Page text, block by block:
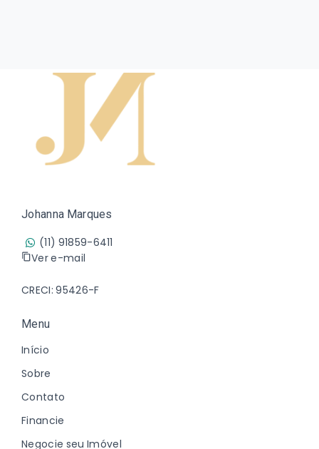
Johanna Marques
(11) 91859-6411
Ver e-mail
CRECI: 95426-F
Menu
Início
Sobre
Contato
Financie
Negocie seu Imóvel